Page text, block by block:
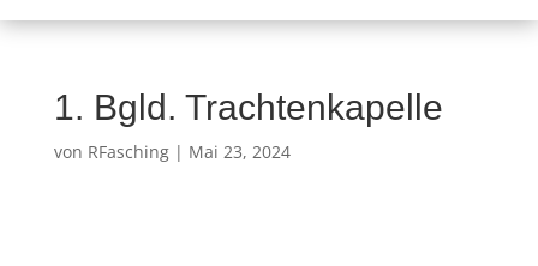
1. Bgld. Trachtenkapelle
von RFasching| Mai 23, 2024